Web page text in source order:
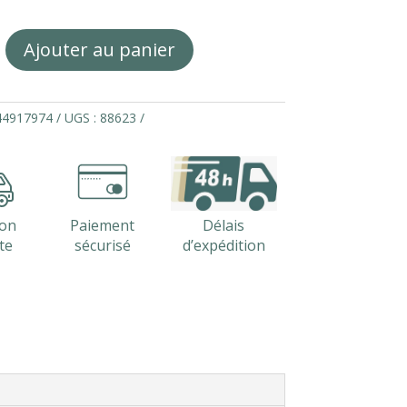
Ajouter au panier
UGS : 88623
Paiement
sécurisé
Délais
d’expédition